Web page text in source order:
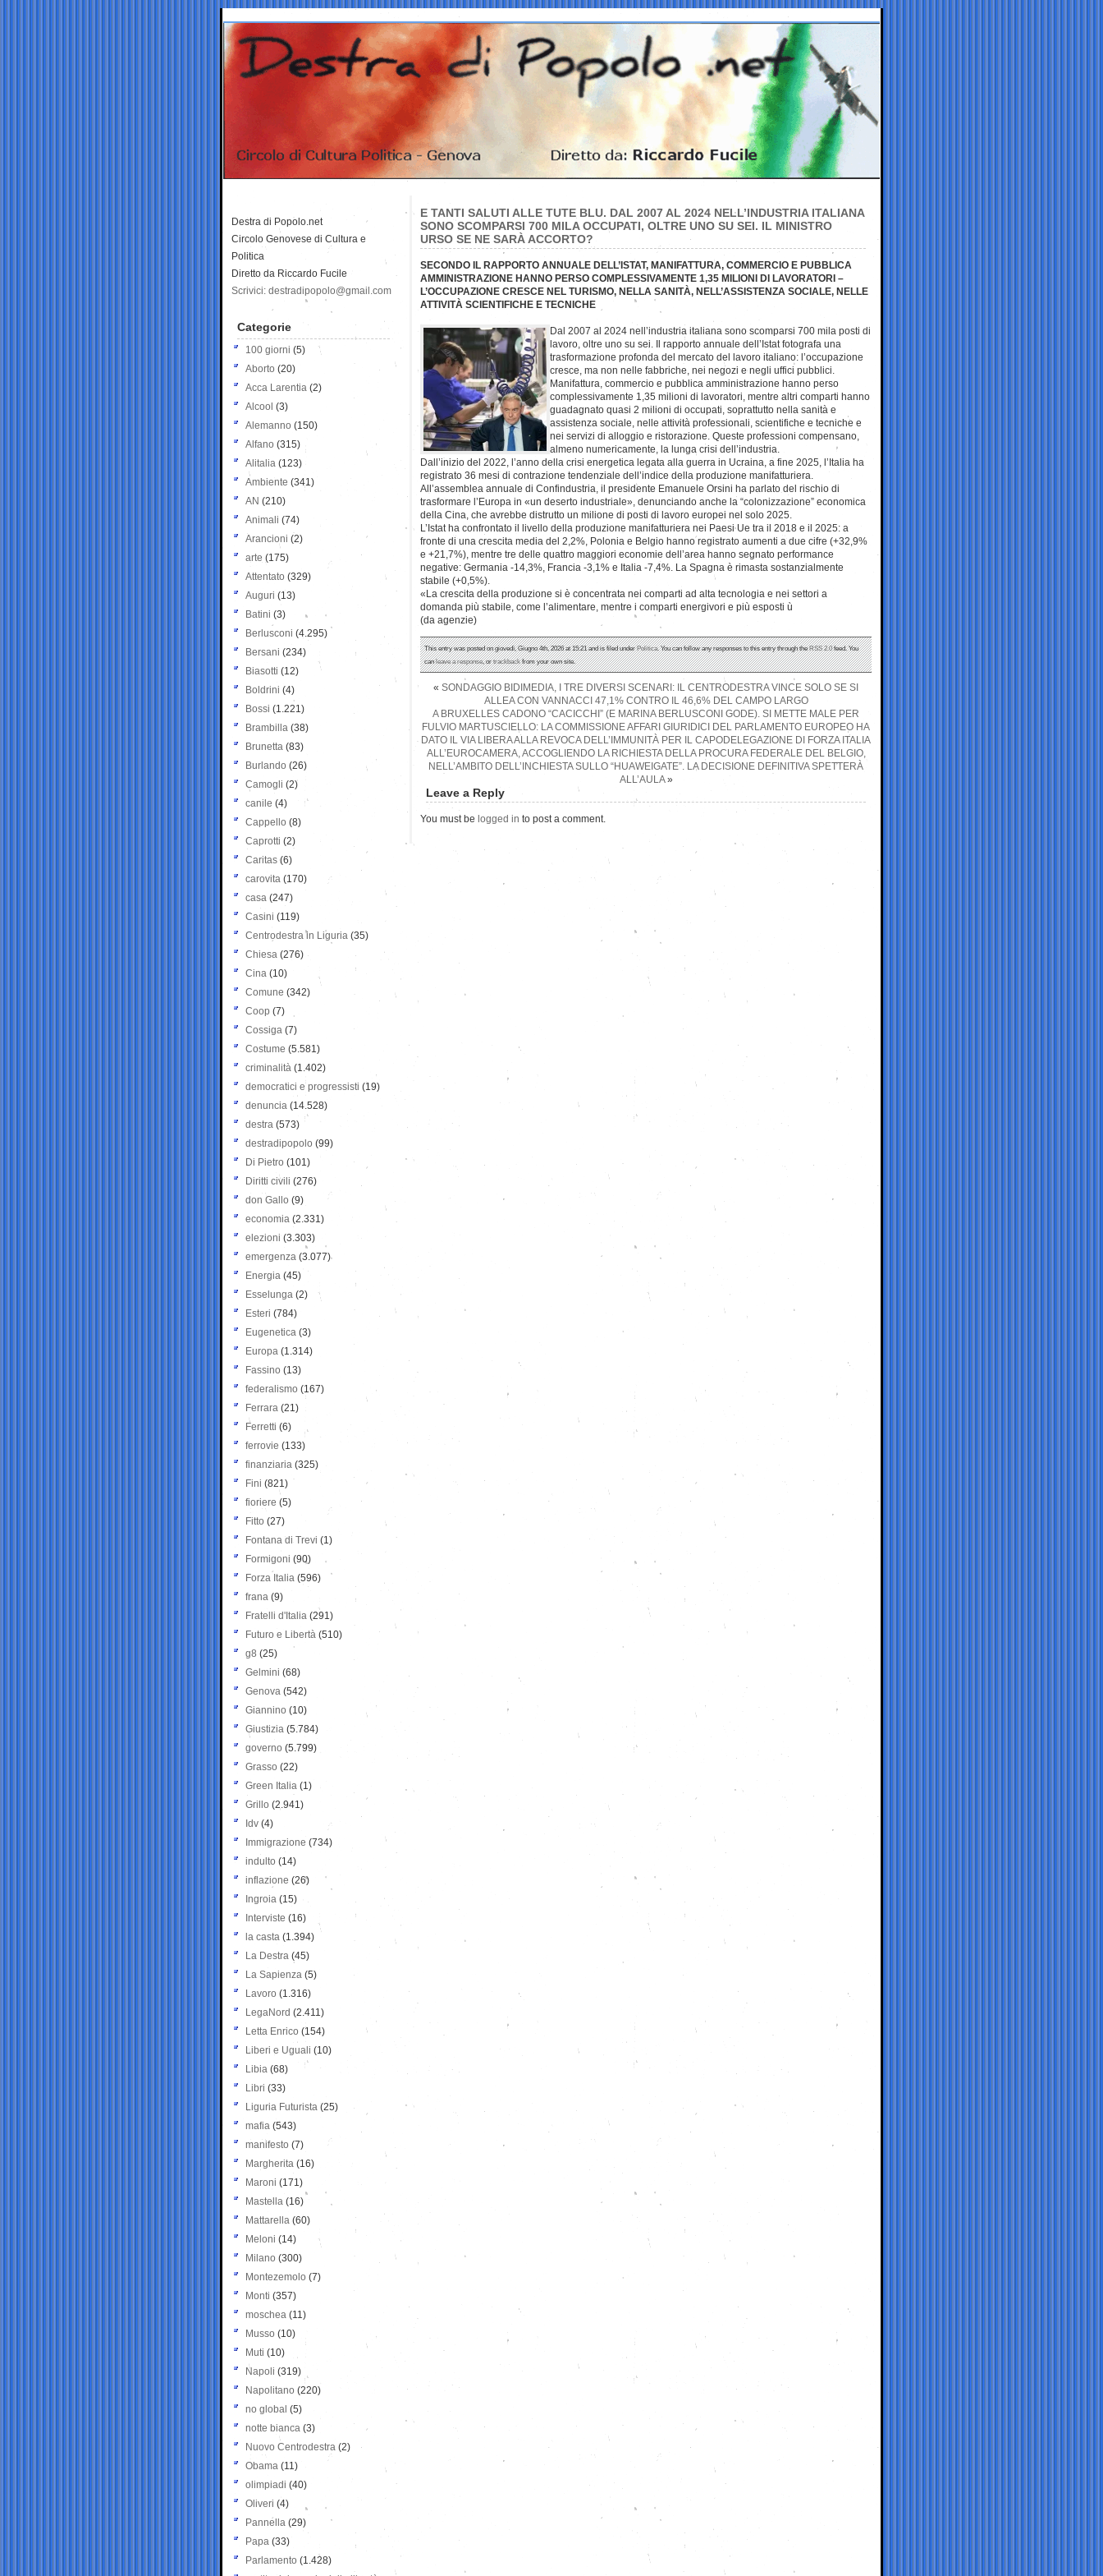
E TANTI SALUTI ALLE TUTE BLU. DAL 2007 AL 2024 NELL’INDUSTRIA ITALIANA
SONO SCOMPARSI 700 MILA OCCUPATI, OLTRE UNO SU SEI. IL MINISTRO
URSO SE NE SARÀ ACCORTO?
SECONDO IL RAPPORTO ANNUALE DELL’ISTAT, MANIFATTURA, COMMERCIO E PUBBLICA
AMMINISTRAZIONE HANNO PERSO COMPLESSIVAMENTE 1,35 MILIONI DI LAVORATORI –
L’OCCUPAZIONE CRESCE NEL TURISMO, NELLA SANITÀ, NELL’ASSISTENZA SOCIALE, NELLE
ATTIVITÀ SCIENTIFICHE E TECNICHE
Dal 2007 al 2024 nell’industria italiana sono scomparsi 700 mila posti di
lavoro, oltre uno su sei. Il rapporto annuale dell’Istat fotografa una
trasformazione profonda del mercato del lavoro italiano: l’occupazione
cresce, ma non nelle fabbriche, nei negozi e negli uffici pubblici.
Manifattura, commercio e pubblica amministrazione hanno perso
complessivamente 1,35 milioni di lavoratori, mentre altri comparti hanno
guadagnato quasi 2 milioni di occupati, soprattutto nella sanità e
assistenza sociale, nelle attività professionali, scientifiche e tecniche e
nei servizi di alloggio e ristorazione. Queste professioni compensano,
almeno numericamente, la lunga crisi dell’industria.
Dall’inizio del 2022, l’anno della crisi energetica legata alla guerra in Ucraina, a fine 2025, l’Italia ha
registrato 36 mesi di contrazione tendenziale dell’indice della produzione manifatturiera.
All’assemblea annuale di Confindustria, il presidente Emanuele Orsini ha parlato del rischio di
trasformare l’Europa in «un deserto industriale», denunciando anche la “colonizzazione” economica
della Cina, che avrebbe distrutto un milione di posti di lavoro europei nel solo 2025.
L’Istat ha confrontato il livello della produzione manifatturiera nei Paesi Ue tra il 2018 e il 2025: a
fronte di una crescita media del 2,2%, Polonia e Belgio hanno registrato aumenti a due cifre (+32,9%
e +21,7%), mentre tre delle quattro maggiori economie dell’area hanno segnato performance
negative: Germania -14,3%, Francia -3,1% e Italia -7,4%. La Spagna è rimasta sostanzialmente
stabile (+0,5%).
«La crescita della produzione si è concentrata nei comparti ad alta tecnologia e nei settori a
domanda più stabile, come l’alimentare, mentre i comparti energivori e più esposti ù
(da agenzie)
This entry was posted on giovedì, Giugno 4th, 2026 at 15:21 and is filed underPolitica. You can follow any responses to this entry through theRSS 2.0feed. You
canleave a response, ortrackbackfrom your own site.
« SONDAGGIO BIDIMEDIA, I TRE DIVERSI SCENARI: IL CENTRODESTRA VINCE SOLO SE SI
ALLEA CON VANNACCI 47,1% CONTRO IL 46,6% DEL CAMPO LARGO
A BRUXELLES CADONO “CACICCHI” (E MARINA BERLUSCONI GODE). SI METTE MALE PER
FULVIO MARTUSCIELLO: LA COMMISSIONE AFFARI GIURIDICI DEL PARLAMENTO EUROPEO HA
DATO IL VIA LIBERA ALLA REVOCA DELL’IMMUNITÀ PER IL CAPODELEGAZIONE DI FORZA ITALIA
ALL’EUROCAMERA, ACCOGLIENDO LA RICHIESTA DELLA PROCURA FEDERALE DEL BELGIO,
NELL’AMBITO DELL’INCHIESTA SULLO “HUAWEIGATE”. LA DECISIONE DEFINITIVA SPETTERÀ
ALL’AULA»
Leave a Reply
You must be logged in to post a comment.
Destra di Popolo.net
Circolo Genovese di Cultura e
Politica
Diretto da Riccardo Fucile
Scrivici: destradipopolo@gmail.com
Categorie
100 giorni (5)
Aborto (20)
Acca Larentia (2)
Alcool (3)
Alemanno (150)
Alfano (315)
Alitalia (123)
Ambiente (341)
AN (210)
Animali (74)
Arancioni (2)
arte (175)
Attentato (329)
Auguri (13)
Batini (3)
Berlusconi (4.295)
Bersani (234)
Biasotti (12)
Boldrini (4)
Bossi (1.221)
Brambilla (38)
Brunetta (83)
Burlando (26)
Camogli (2)
canile (4)
Cappello (8)
Caprotti (2)
Caritas (6)
carovita (170)
casa (247)
Casini (119)
Centrodestra in Liguria (35)
Chiesa (276)
Cina (10)
Comune (342)
Coop (7)
Cossiga (7)
Costume (5.581)
criminalità (1.402)
democratici e progressisti (19)
denuncia (14.528)
destra (573)
destradipopolo (99)
Di Pietro (101)
Diritti civili (276)
don Gallo (9)
economia (2.331)
elezioni (3.303)
emergenza (3.077)
Energia (45)
Esselunga (2)
Esteri (784)
Eugenetica (3)
Europa (1.314)
Fassino (13)
federalismo (167)
Ferrara (21)
Ferretti (6)
ferrovie (133)
finanziaria (325)
Fini (821)
fioriere (5)
Fitto (27)
Fontana di Trevi (1)
Formigoni (90)
Forza Italia (596)
frana (9)
Fratelli d'Italia (291)
Futuro e Libertà (510)
g8 (25)
Gelmini (68)
Genova (542)
Giannino (10)
Giustizia (5.784)
governo (5.799)
Grasso (22)
Green Italia (1)
Grillo (2.941)
Idv (4)
Immigrazione (734)
indulto (14)
inflazione (26)
Ingroia (15)
Interviste (16)
la casta (1.394)
La Destra (45)
La Sapienza (5)
Lavoro (1.316)
LegaNord (2.411)
Letta Enrico (154)
Liberi e Uguali (10)
Libia (68)
Libri (33)
Liguria Futurista (25)
mafia (543)
manifesto (7)
Margherita (16)
Maroni (171)
Mastella (16)
Mattarella (60)
Meloni (14)
Milano (300)
Montezemolo (7)
Monti (357)
moschea (11)
Musso (10)
Muti (10)
Napoli (319)
Napolitano (220)
no global (5)
notte bianca (3)
Nuovo Centrodestra (2)
Obama (11)
olimpiadi (40)
Oliveri (4)
Pannella (29)
Papa (33)
Parlamento (1.428)